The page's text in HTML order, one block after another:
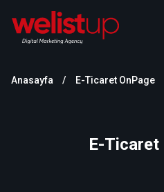
Anasayfa E-Ticaret OnPage
E-Ticaret